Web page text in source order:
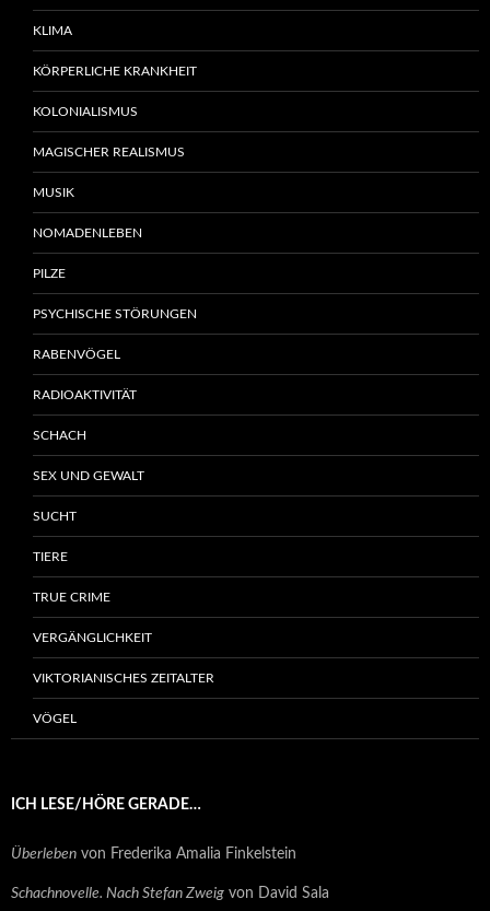
KLIMA
KÖRPERLICHE KRANKHEIT
KOLONIALISMUS
MAGISCHER REALISMUS
MUSIK
NOMADENLEBEN
PILZE
PSYCHISCHE STÖRUNGEN
RABENVÖGEL
RADIOAKTIVITÄT
SCHACH
SEX UND GEWALT
SUCHT
TIERE
TRUE CRIME
VERGÄNGLICHKEIT
VIKTORIANISCHES ZEITALTER
VÖGEL
ICH LESE/HÖRE GERADE…
Überleben von Frederika Amalia Finkelstein
Schachnovelle. Nach Stefan Zweig von David Sala